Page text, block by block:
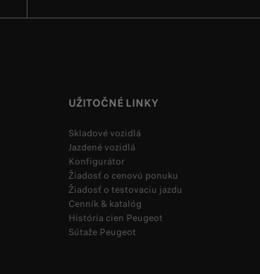
UŽITOČNÉ LINKY
Skladové vozidlá
Jazdené vozidlá
Konfigurátor
Žiadosť o cenovú ponuku
Žiadosť o testovaciu jazdu
Cenník & katalóg
História cien Peugeot
Sútaže Peugeot